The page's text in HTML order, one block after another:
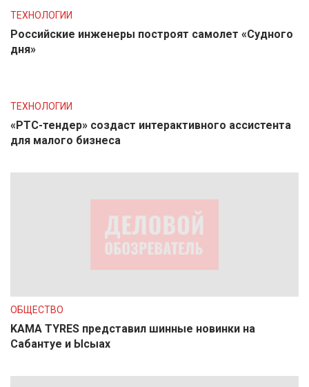
ТЕХНОЛОГИИ
Российские инженеры построят самолет «Судного
дня»
ТЕХНОЛОГИИ
«РТС-тендер» создаст интерактивного ассистента
для малого бизнеса
ОБЩЕСТВО
KAMA TYRES представил шинные новинки на
Сабантуе и Ысыах